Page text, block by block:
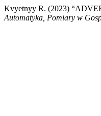
Kvуetnyy R. (2023)
Automatyka, Pomiary w